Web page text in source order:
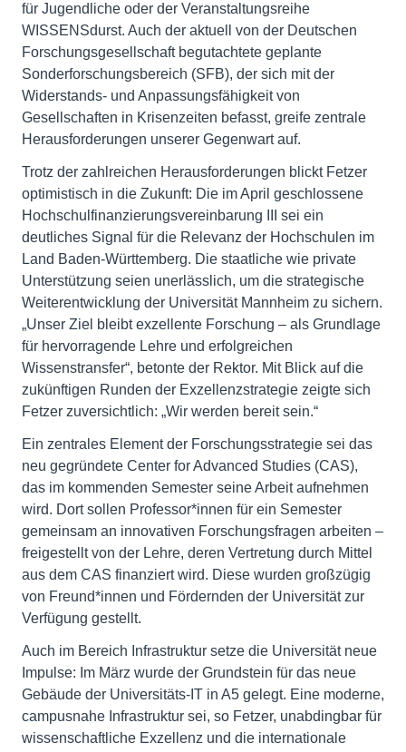
für Jugendliche oder der Veranstaltungsreihe
WISSENSdurst. Auch der aktuell von der Deutschen
Forschungsgesellschaft begutachtete geplante
Sonderforschungsbereich (SFB), der sich mit der
Widerstands- und Anpassungsfähigkeit von
Gesellschaften in Krisenzeiten befasst, greife zentrale
Herausforderungen unserer Gegenwart auf.
Trotz der zahlreichen Herausforderungen blickt Fetzer
optimistisch in die Zukunft: Die im April geschlossene
Hochschulfinanzierungsvereinbarung III sei ein
deutliches Signal für die Relevanz der Hochschulen im
Land Baden-Württemberg. Die staatliche wie private
Unterstützung seien unerlässlich, um die strategische
Weiterentwicklung der Universität Mannheim zu sichern.
„Unser Ziel bleibt exzellente Forschung – als Grundlage
für hervorragende Lehre und erfolgreichen
Wissenstransfer“, betonte der Rektor. Mit Blick auf die
zukünftigen Runden der Exzellenzstrategie zeigte sich
Fetzer zuversichtlich: „Wir werden bereit sein.“
Ein zentrales Element der Forschungsstrategie sei das
neu gegründete Center for Advanced Studies (CAS),
das im kommenden Semester seine Arbeit aufnehmen
wird. Dort sollen Professor*innen für ein Semester
gemeinsam an innovativen Forschungsfragen arbeiten –
freigestellt von der Lehre, deren Vertretung durch Mittel
aus dem CAS finanziert wird. Diese wurden großzügig
von Freund*innen und Fördernden der Universität zur
Verfügung gestellt.
Auch im Bereich Infrastruktur setze die Universität neue
Impulse: Im März wurde der Grundstein für das neue
Gebäude der Universitäts-IT in A5 gelegt. Eine moderne,
campusnahe Infrastruktur sei, so Fetzer, unabdingbar für
wissenschaftliche Exzellenz und die internationale